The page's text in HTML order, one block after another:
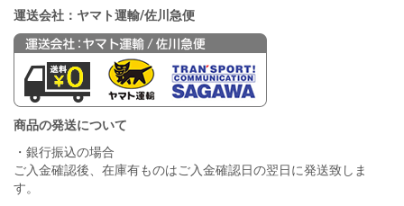
運送会社：ヤマト運輸/佐川急便
商品の発送について
・銀行振込の場合
ご入金確認後、在庫有ものはご入金確認日の翌日に発送致しま
す。